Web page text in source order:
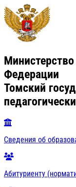
Федерации
Томский
Сведения об
Абитуриенту